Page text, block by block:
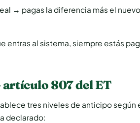
→ pagas la diferencia más el nuevo
entras al sistema, siempre estás
807 del ET
tres niveles de anticipo según
declarado: